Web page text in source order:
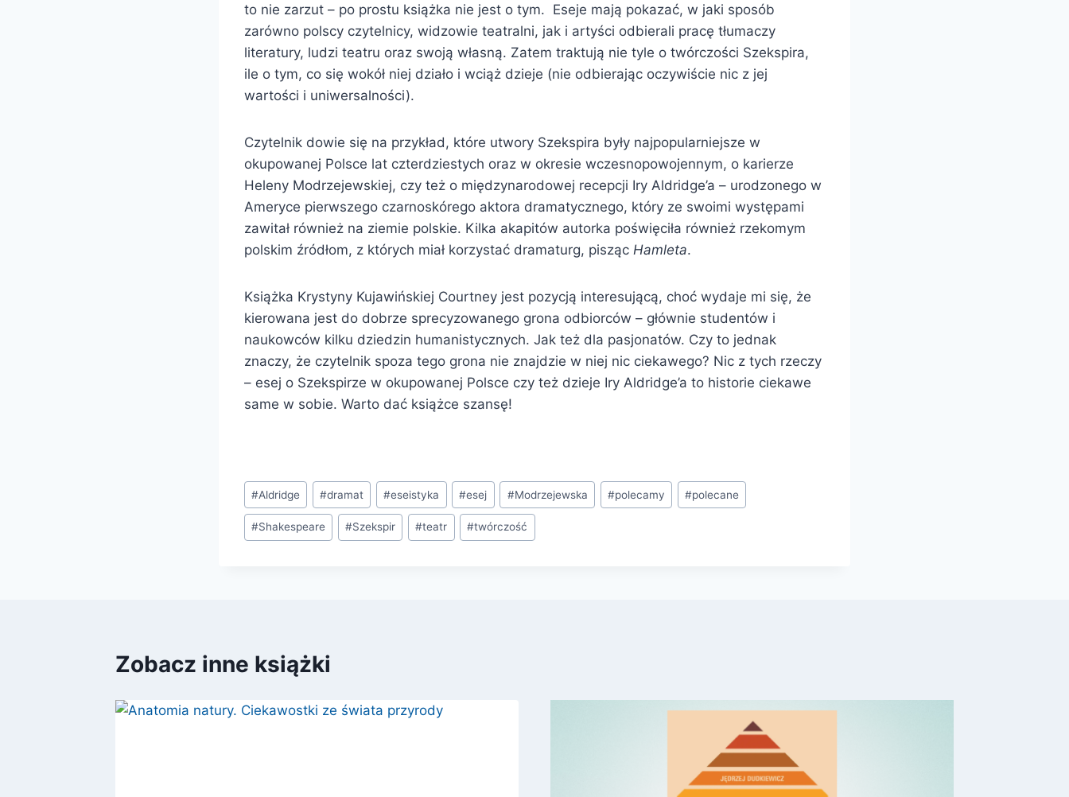
to nie zarzut – po prostu książka nie jest o tym. Eseje mają pokazać, w jaki sposób
zarówno polscy czytelnicy, widzowie teatralni, jak i artyści odbierali pracę tłumaczy
literatury, ludzi teatru oraz swoją własną. Zatem traktują nie tyle o twórczości Szekspira,
ile o tym, co się wokół niej działo i wciąż dzieje (nie odbierając oczywiście nic z jej
wartości i uniwersalności).
Czytelnik dowie się na przykład, które utwory Szekspira były najpopularniejsze w
okupowanej Polsce lat czterdziestych oraz w okresie wczesnopowojennym, o karierze
Heleny Modrzejewskiej, czy też o międzynarodowej recepcji Iry Aldridge’a – urodzonego w
Ameryce pierwszego czarnoskórego aktora dramatycznego, który ze swoimi występami
zawitał również na ziemie polskie. Kilka akapitów autorka poświęciła również rzekomym
polskim źródłom, z których miał korzystać dramaturg, pisząc Hamleta.
Książka Krystyny Kujawińskiej Courtney jest pozycją interesującą, choć wydaje mi się, że
kierowana jest do dobrze sprecyzowanego grona odbiorców – głównie studentów i
naukowców kilku dziedzin humanistycznych. Jak też dla pasjonatów. Czy to jednak
znaczy, że czytelnik spoza tego grona nie znajdzie w niej nic ciekawego? Nic z tych rzeczy
– esej o Szekspirze w okupowanej Polsce czy też dzieje Iry Aldridge’a to historie ciekawe
same w sobie. Warto dać książce szansę!
Tagi
wpisu:
#Aldridge #dramat #eseistyka #esej #Modrzejewska #polecamy #polecane
#Shakespeare #Szekspir #teatr #twórczość
Zobacz inne książki